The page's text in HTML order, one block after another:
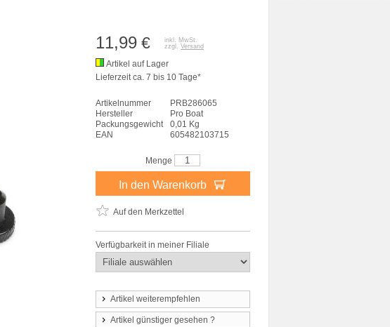
11,99 €
inkl. MwSt.
zzgl. Versand
Artikel auf Lager
Lieferzeit ca. 7 bis 10 Tage*
Artikelnummer
PRB286065
Hersteller
Pro Boat
Packungsgewicht
0,01 Kg
EAN
605482103715
Menge
In den Warenkorb
Auf den Merkzettel
Verfügbarkeit in meiner Filiale
Artikel weiterempfehlen
Artikel günstiger gesehen ?